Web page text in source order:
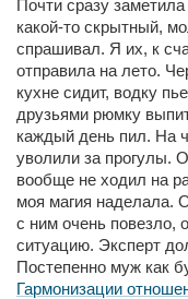
Почти сразу
какой-то скрытный,
спрашивал. Я их, к
отправила на лето.
кухне сидит, водку
друзьями рюмку
каждый день пил. На
уволили за прогулы.
вообще не ходил на
моя магия наделала.
с ним очень повезло,
ситуацию. Эксперт
Постепенно муж как
Гармонизации